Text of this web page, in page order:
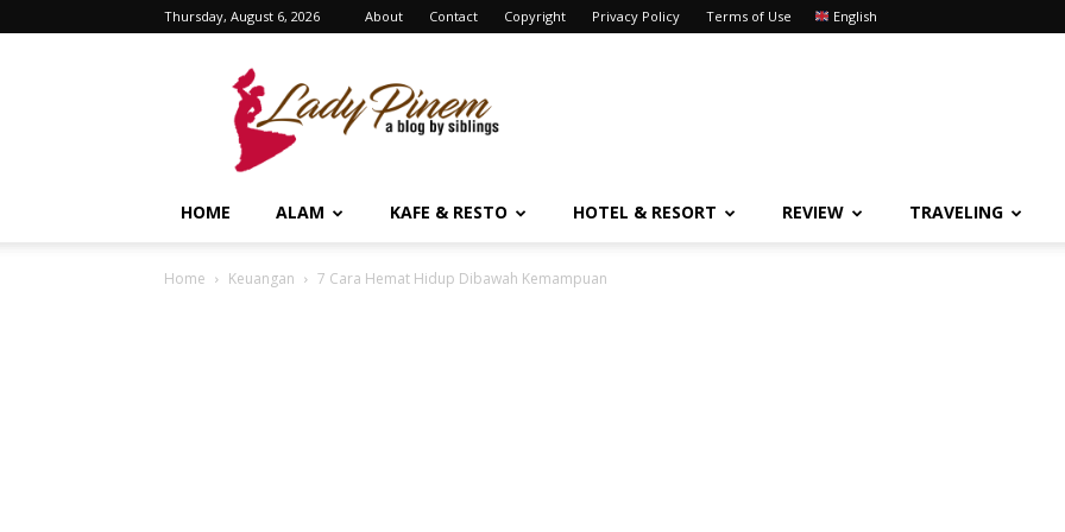
Thursday, August 6, 2026 About Contact Copyright Privacy Policy Terms of Use English
Lady
Pinem
HOME ALAM KAFE & RESTO HOTEL & RESORT REVIEW TRAVELING
Home Keuangan 7 Cara Hemat Hidup Dibawah Kemampuan